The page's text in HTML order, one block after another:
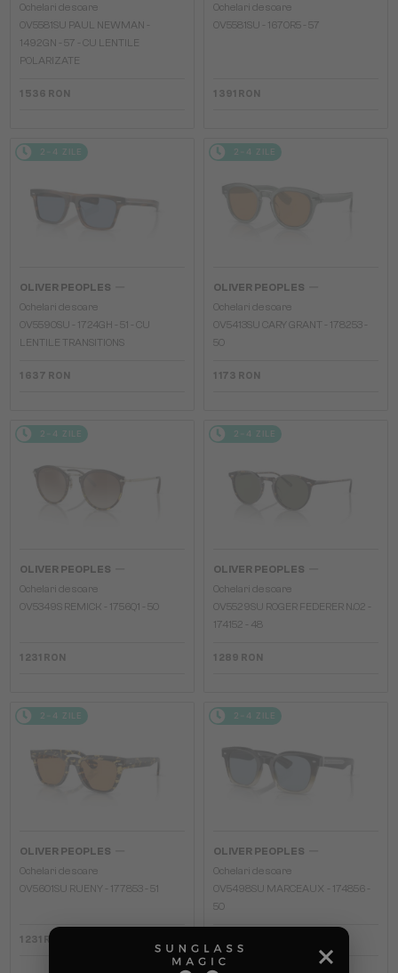
Ochelari de soare
OV5581SU PAUL NEWMAN -
1492GN - 57 - CU LENTILE
POLARIZATE
1 536 RON
Ochelari de soare
OV5581SU - 1670R5 - 57
1 391 RON
2-4 ZILE
OLIVER PEOPLES
Ochelari de soare
OV5590SU - 1724GH - 51 - CU
LENTILE TRANSITIONS
1 637 RON
2-4 ZILE
OLIVER PEOPLES
Ochelari de soare
OV5413SU CARY GRANT - 178253 -
50
1 173 RON
2-4 ZILE
OLIVER PEOPLES
Ochelari de soare
OV5349S REMICK - 1756Q1 - 50
1 231 RON
2-4 ZILE
OLIVER PEOPLES
Ochelari de soare
OV5529SU ROGER FEDERER N.02 -
174152 - 48
1 289 RON
2-4 ZILE
OLIVER PEOPLES
Ochelari de soare
OV5601SU RUENY - 177853 - 51
1 231 RON
2-4 ZILE
OLIVER PEOPLES
Ochelari de soare
OV5498SU MARCEAUX - 174856 -
50